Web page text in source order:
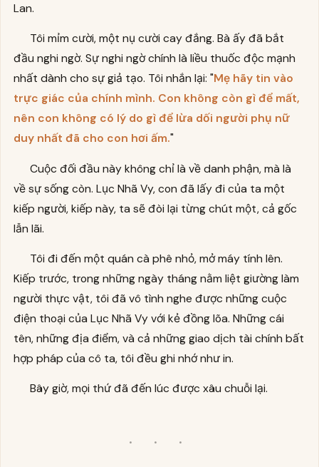
Lan.
Tôi mỉm cười, một nụ cười cay đắng. Bà ấy đã bắt
đầu nghi ngờ. Sự nghi ngờ chính là liều thuốc độc mạnh
nhất dành cho sự giả tạo. Tôi nhắn lại: "Mẹ hãy tin vào
trực giác của chính mình. Con không còn gì để mất,
nên con không có lý do gì để lừa dối người phụ nữ
duy nhất đã cho con hơi ấm."
Cuộc đối đầu này không chỉ là về danh phận, mà là
về sự sống còn. Lục Nhã Vy, con đã lấy đi của ta một
kiếp người, kiếp này, ta sẽ đòi lại từng chút một, cả gốc
lẫn lãi.
Tôi đi đến một quán cà phê nhỏ, mở máy tính lên.
Kiếp trước, trong những ngày tháng nằm liệt giường làm
người thực vật, tôi đã vô tình nghe được những cuộc
điện thoại của Lục Nhã Vy với kẻ đồng lõa. Những cái
tên, những địa điểm, và cả những giao dịch tài chính bất
hợp pháp của cô ta, tôi đều ghi nhớ như in.
Bây giờ, mọi thứ đã đến lúc được xâu chuỗi lại.
· · ·